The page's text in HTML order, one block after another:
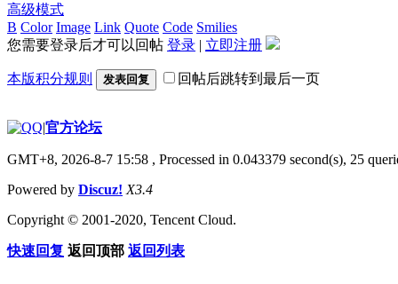
高级模式
B Color Image Link Quote Code Smilies
您需要登录后才可以回帖 登录 | 立即注册
本版积分规则 发表回复 回帖后跳转到最后一页
|官方论坛
GMT+8, 2026-8-7 15:58 , Processed in 0.043379 second(s), 25
Powered by Discuz! X3.4
Copyright © 2001-2020, Tencent Cloud.
快速回复 返回顶部 返回列表